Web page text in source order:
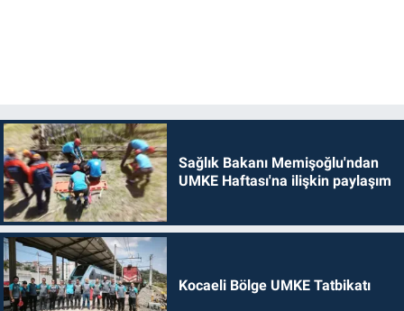
Sağlık Bakanı Memişoğlu'ndan
UMKE Haftası'na ilişkin paylaşım
Kocaeli Bölge UMKE Tatbikatı